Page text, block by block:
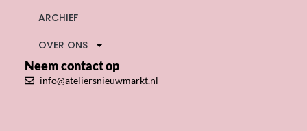
ARCHIEF
OVER ONS
Neem contact op
info@ateliersnieuwmarkt.nl